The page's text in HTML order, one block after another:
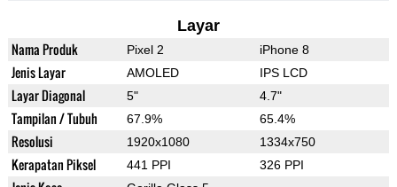
Layar
Nama Produk Pixel 2 iPhone 8
Jenis Layar AMOLED IPS LCD
Layar Diagonal 5" 4.7"
Tampilan / Tubuh 67.9% 65.4%
Resolusi 1920x1080 1334x750
Kerapatan Piksel 441 PPI 326 PPI